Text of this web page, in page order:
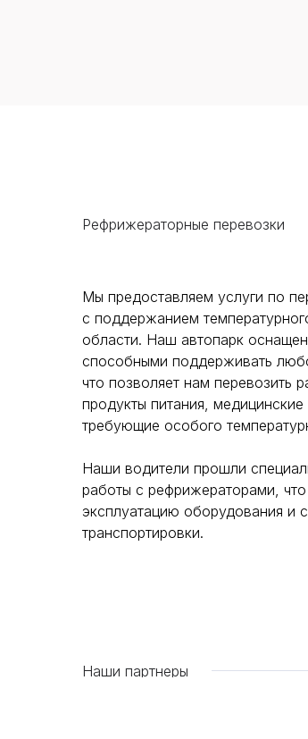
Мы предоставляем услуги по
с поддержанием
области. Наш автопарк
способными поддерживать
что позволяет нам перевозить
продукты питания,
требующие особого
Наши водители прошли
работы с рефрижераторами,
эксплуатацию оборудования и
транспортировки.
Рефрижераторные перевозки
Наши партнеры